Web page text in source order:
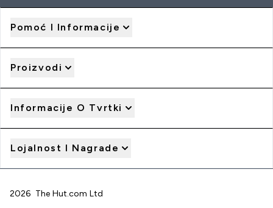
Pomoć I Informacije
Proizvodi
Informacije O Tvrtki
Lojalnost I Nagrade
2026 The Hut.com Ltd